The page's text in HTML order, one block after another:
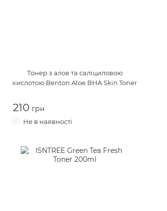
Тонер з алое та саліциловою
кислотою Benton Aloe BHA Skin Toner
210